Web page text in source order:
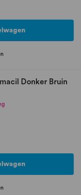
Donker Bruin